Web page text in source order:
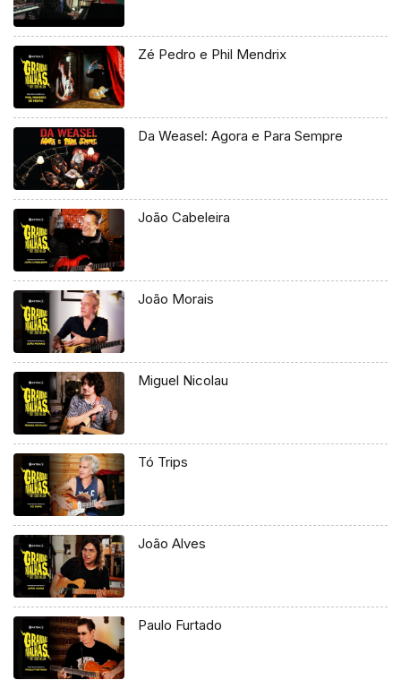
Zé Pedro e Phil Mendrix
Da Weasel: Agora e Para Sempre
João Cabeleira
João Morais
Miguel Nicolau
Tó Trips
João Alves
Paulo Furtado